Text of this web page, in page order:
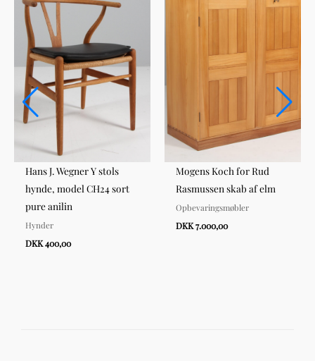
Hans J. Wegner Y stols
hynde, model CH24 sort
pure anilin
Hynder
DKK 400,00
Mogens Koch for Rud
Rasmussen skab af elm
Opbevaringsmøbler
DKK 7.000,00